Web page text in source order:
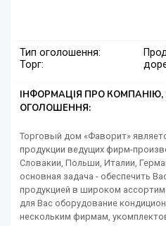
Тип оголошення:
Торг:
ІНФОРМАЦІЯ ПРО
ОГОЛОШЕННЯ:
Торговый дом «Фаворит»
продукции ведущих фирм-
Словакии, Польши, Италии,
основная задача - обеспечить
продукцией в широком
для Вас оборудование
нескольким фирмам,